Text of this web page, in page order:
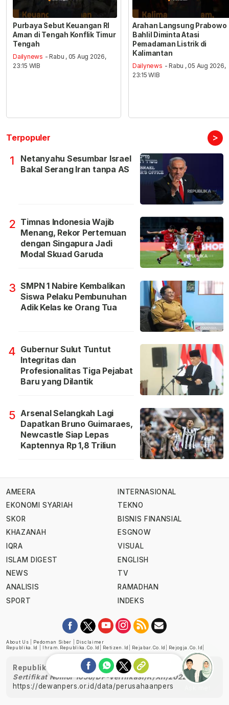
Purbaya Sebut Keuangan RI
Aman di Tengah Konflik Timur
Tengah
Dailynews - Rabu , 05 Aug 2026,
23:15 WIB
Arahan Langsung Prabowo
Bahlil Diminta Atasi
Pemadaman Listrik di
Kalimantan
Dailynews - Rabu , 05 Aug 2026,
23:15 WIB
Terpopuler >
1
Netanyahu Sesumbar Israel
Bakal Serang Iran tanpa AS
2 Timnas Indonesia Wajib
Menang, Rekor Pertemuan
dengan Singapura Jadi
Modal Skuad Garuda
3 SMPN 1 Nabire Kembalikan
Siswa Pelaku Pembunuhan
Adik Kelas ke Orang Tua
4 Gubernur Sulut Tuntut
Integritas dan
Profesionalitas Tiga Pejabat
Baru yang Dilantik
5 Arsenal Selangkah Lagi
Dapatkan Bruno Guimaraes,
Newcastle Siap Lepas
Kaptennya Rp 1,8 Triliun
AMEERA
EKONOMI SYARIAH
SKOR
KHAZANAH
IQRA
ISLAM DIGEST
NEWS
ANALISIS
SPORT
INTERNASIONAL
TEKNO
BISNIS FINANSIAL
ESGNOW
VISUAL
ENGLISH
TV
RAMADHAN
INDEKS
About Us Pedoman Siber
Disclaimer
Republika.id
Ihram.republika.co.id Retizen.id Rejabar.co.id Rejogja.co.id
Republika telah diverifikasi oleh Dewan Pers
Sertifikat Nomor 1058/DP-Verifikasi/K/XII/2022
https://dewanpers.or.id/data/perusahaanpers